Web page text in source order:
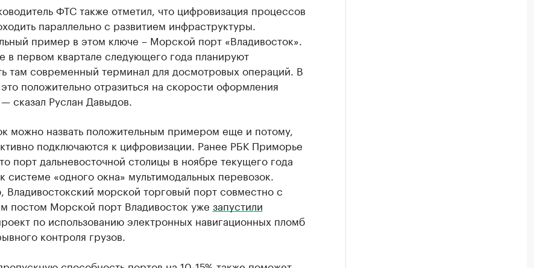
ФТС также отметил, что цифровизация процессов
параллельно с развитием инфраструктуры.
пример в этом ключе – Морской порт «Владивосток».
в первом квартале следующего года планируют
там современный терминал для досмотровых операций. В
это положительно отразиться на скорости оформления
сказал Руслан Давыдов.
можно назвать положительным примером еще и потому,
подключаются к цифровизации. Ранее РБК Приморье
порт дальневосточной столицы в ноябре текущего года
системе «одного окна» мультимодальных перевозок.
Владивостокский морской торговый порт совместно с
постом Морской порт Владивосток уже запустили
по использованию электронных навигационных пломб
контроля грузов.